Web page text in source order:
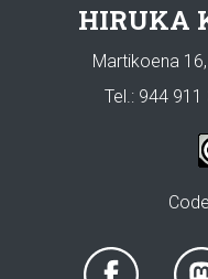
HIRUKA
Martikoena
Tel.: 944 911